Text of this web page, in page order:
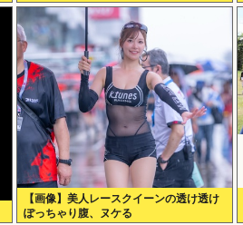
【画像】美人レースクイーンの透け透け
ぽっちゃり腹、ヌケる